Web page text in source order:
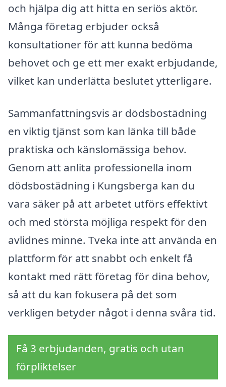
och hjälpa dig att hitta en seriös aktör.
Många företag erbjuder också
konsultationer för att kunna bedöma
behovet och ge ett mer exakt erbjudande,
vilket kan underlätta beslutet ytterligare.
Sammanfattningsvis är dödsbostädning
en viktig tjänst som kan länka till både
praktiska och känslomässiga behov.
Genom att anlita professionella inom
dödsbostädning i Kungsberga kan du
vara säker på att arbetet utförs effektivt
och med största möjliga respekt för den
avlidnes minne. Tveka inte att använda en
plattform för att snabbt och enkelt få
kontakt med rätt företag för dina behov,
så att du kan fokusera på det som
verkligen betyder något i denna svåra tid.
Få 3 erbjudanden, gratis och utan
förpliktelser